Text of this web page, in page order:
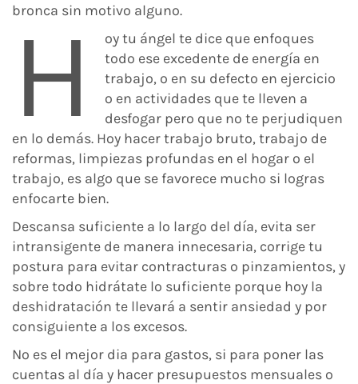
bronca sin motivo alguno.
H
oy tu ángel te dice que enfoques
todo ese excedente de energía en
trabajo, o en su defecto en ejercicio
o en actividades que te lleven a
desfogar pero que no te perjudiquen
en lo demás. Hoy hacer trabajo bruto, trabajo de
reformas, limpiezas profundas en el hogar o el
trabajo, es algo que se favorece mucho si logras
enfocarte bien.
Descansa suficiente a lo largo del día, evita ser
intransigente de manera innecesaria, corrige tu
postura para evitar contracturas o pinzamientos, y
sobre todo hidrátate lo suficiente porque hoy la
deshidratación te llevará a sentir ansiedad y por
consiguiente a los excesos.
No es el mejor dia para gastos, si para poner las
cuentas al día y hacer presupuestos mensuales o